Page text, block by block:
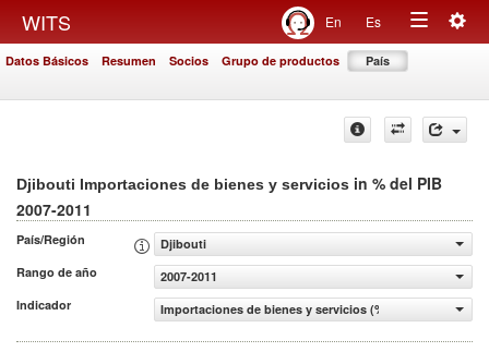
WITS En Es
Toggle
Datos Básicos Resumen Socios Grupo de productos País
Djibouti Importaciones de bienes y servicios in % del PIB
2007-2011
País/Región
Djibouti
Rango de año
2007-2011
Indicador
Importaciones de bienes y servicios (% del PIB)